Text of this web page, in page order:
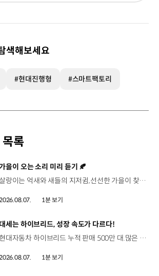
이동
색해보세요
#현대진행형 #스마트팩토리
록
영상]
을이 오는 소리 미리 듣기 🍂
살랑이는 억새와 새들의 지저귐,선선한 가을이 찾아오는 소리. 더 기아 타스만과 함께 계절을 만나보세요. 🎧 *본 영상은 AI를 활용해 제작했습니다. #기아 #더기아타스만 #타스만 #가을 #입추 #Tasman #ASMR
1분 보기
[동영상]
대세는 하이브리드, 성장 속도가 다르다!
현대자동차 하이브리드 누적 판매 500만 대.많은 운전자들이 선택한 이유는 무엇일까요? 현대진행형 팟캐스트 EP.21에서 확인하세요.📻 #현대자동차그룹 #현대진행형 #모빌리티팟캐스트 #하이브리드 #연료 #미래모빌리티 #모빌리티
1분 보기